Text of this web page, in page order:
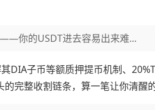
你的USDT进去容易出来难...
DIA子币等额质押提币机制、
完整收割链条，算一笔让你清醒的